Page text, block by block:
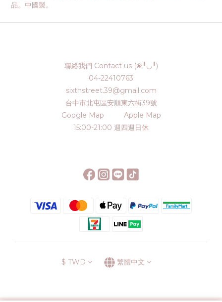
品。中國製。
聯絡我們 Contact us (❀╹◡╹)
04-22410763
sixthstreet.39@gmail.com
台中市北屯區安順東六街39號
Google Map
Apple Map
15:00-21:00 週四週日休
$ TWD 繁體中文